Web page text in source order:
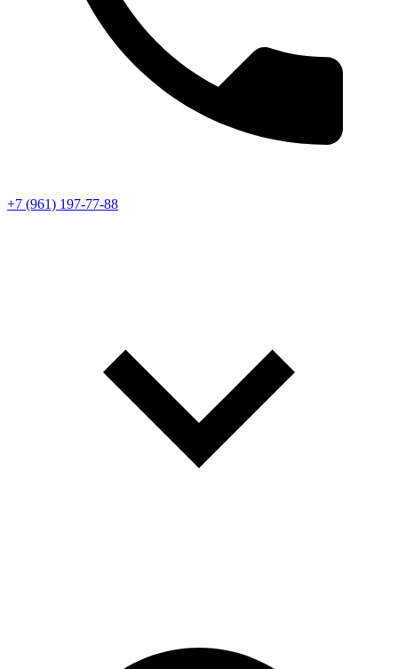
+7 (961) 197-77-88